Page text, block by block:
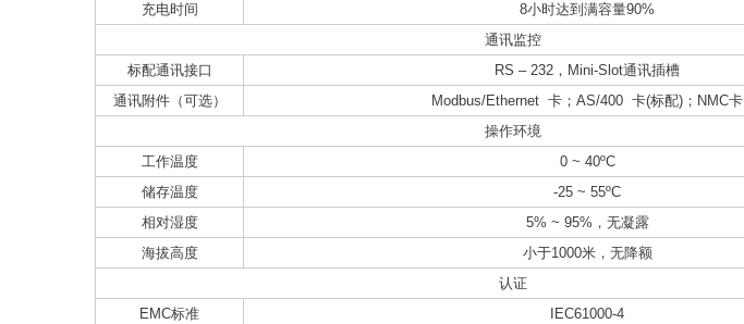
充电时间
8小时达到满容量90%
通讯监控
标配通讯接口
RS – 232，Mini-Slot通讯插槽
通讯附件（可选）
Modbus/Ethernet 卡；AS/400 卡(标配)；NMC卡
操作环境
工作温度
0 ~ 40ºC
储存温度
-25 ~ 55ºC
相对湿度
5% ~ 95%，无凝露
海拔高度
小于1000米，无降额
认证
EMC标准
IEC61000-4